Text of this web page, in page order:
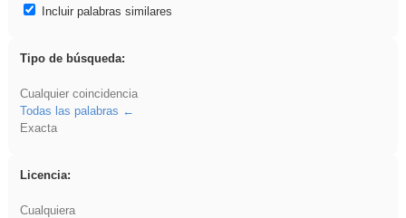
Incluir palabras similares
Tipo de búsqueda:
Cualquier coincidencia
Todas las palabras
Exacta
Licencia:
Cualquiera